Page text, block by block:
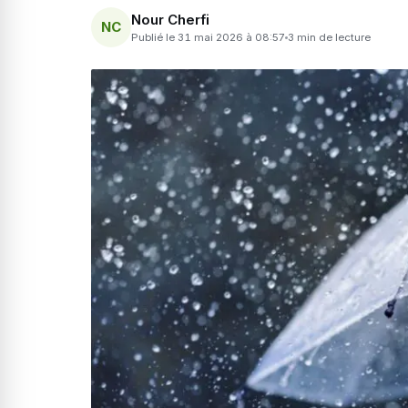
NC Nour Cherfi
Publié le 31 mai 2026 à 08:57 3 min de lecture